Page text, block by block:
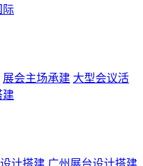
际
展会主场承建 大型会议活
建